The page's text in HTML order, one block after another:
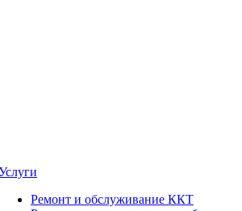
Ремонт и обслуживание ККТ